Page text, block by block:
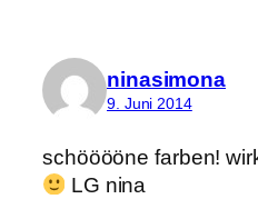
ninasimona
9. Juni 2014
schööööne farben!
LG nina